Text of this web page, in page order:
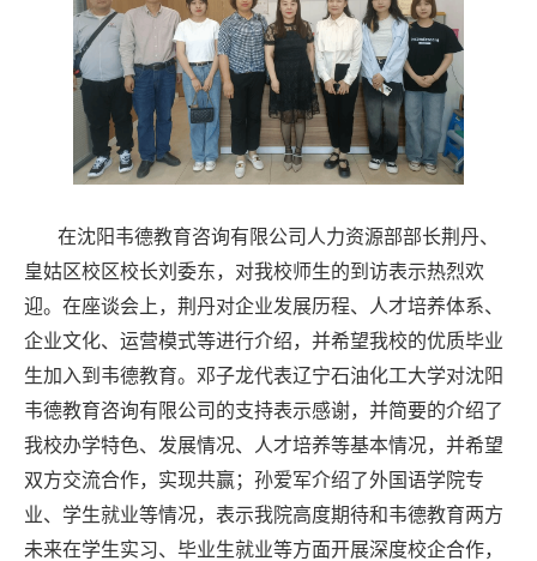
在沈阳韦德教育咨询有限公司人力资源部部长荆丹、
皇姑区校区校长刘委东，对我校师生的到访表示热烈欢
迎。在座谈会上，荆丹对企业发展历程、人才培养体系、
企业文化、运营模式等进行介绍，并希望我校的优质毕业
生加入到韦德教育。邓子龙代表辽宁石油化工大学对沈阳
韦德教育咨询有限公司的支持表示感谢，并简要的介绍了
我校办学特色、发展情况、人才培养等基本情况，并希望
双方交流合作，实现共赢；孙爱军介绍了外国语学院专
业、学生就业等情况，表示我院高度期待和韦德教育两方
未来在学生实习、毕业生就业等方面开展深度校企合作，